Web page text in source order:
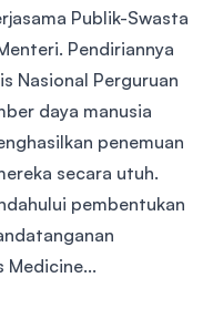
Publik-Swasta
Pendiriannya
Nasional Perguruan
daya manusia
penemuan
secara utuh.
pembentukan
Medicine...